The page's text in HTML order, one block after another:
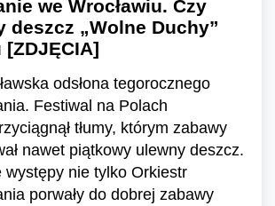
we Wrocławiu. Czy
deszcz „Wolne Duchy”
[ZDJĘCIA]
odsłona tegorocznego
Festiwal na Polach
tłumy, którym zabawy
nawet piątkowy ulewny deszcz.
występy nie tylko Orkiestr
porwały do dobrej zabawy